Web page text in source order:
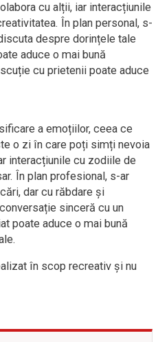
cu alții, iar interacțiunile
În plan personal, s-
despre dorințele tale
aduce o mai bună
cu prietenii poate aduce
a emoțiilor, ceea ce
o zi în care poți simți nevoia
interacțiunile cu zodiile de
În plan profesional, s-ar
dar cu răbdare și
sinceră cu un
poate aduce o mai bună
în scop recreativ și nu